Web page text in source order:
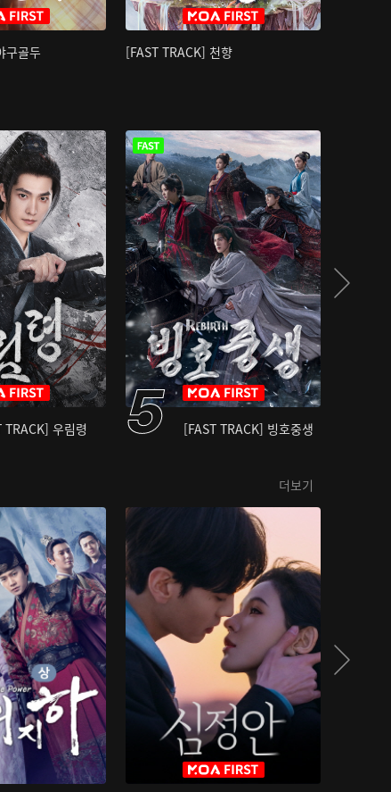
구골두 [FAST TRACK] 천향
TRACK] 우림령 [FAST TRACK] 빙호중생
더보기